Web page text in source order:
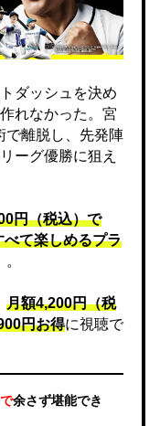
ダッシュを決め
れなかった。宮
で離脱し、先発陣
ーグ優勝に狙え
円（税込）で
て楽しめるプラ
月額4,200円（税
円お得に視聴で
余さず堪能でき